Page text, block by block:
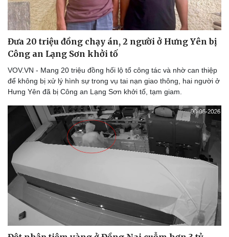
Thể thao
Bóng đá
Lịch thi đấu bóng đá
Thế giới thể thao
eSports
Hậu trường
Ô tô - Xe máy
Ô tô
Xe máy
Tư vấn
Đưa 20 triệu đồng chạy án, 2 người ở Hưng Yên bị
Công an Lạng Sơn khởi tố
VOV.VN - Mang 20 triệu đồng hối lộ tổ công tác và nhờ can thiệp
để không bị xử lý hình sự trong vụ tai nạn giao thông, hai người ở
Hưng Yên đã bị Công an Lạng Sơn khởi tố, tạm giam.